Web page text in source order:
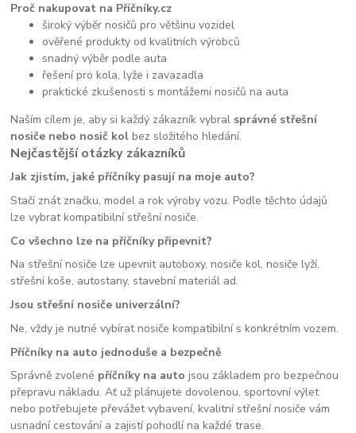
Proč nakupovat na Příčníky.cz
široký výběr nosičů pro většinu vozidel
ověřené produkty od kvalitních výrobců
snadný výběr podle auta
řešení pro kola, lyže i zavazadla
praktické zkušenosti s montážemi nosičů na auta
Naším cílem je, aby si každý zákazník vybral správné střešní
nosiče nebo nosič kol bez složitého hledání.
Nejčastější otázky zákazníků
Jak zjistím, jaké příčníky pasují na moje auto?
Stačí znát značku, model a rok výroby vozu. Podle těchto údajů
lze vybrat kompatibilní střešní nosiče.
Co všechno lze na příčníky připevnit?
Na střešní nosiče lze upevnit autoboxy, nosiče kol, nosiče lyží,
střešní koše, autostany, stavební materiál ad.
Jsou střešní nosiče univerzální?
Ne, vždy je nutné vybírat nosiče kompatibilní s konkrétním vozem.
Příčníky na auto jednoduše a bezpečně
Správně zvolené příčníky na auto jsou základem pro bezpečnou
přepravu nákladu. Ať už plánujete dovolenou, sportovní výlet
nebo potřebujete převážet vybavení, kvalitní střešní nosiče vám
usnadní cestování a zajistí pohodlí na každé trase.